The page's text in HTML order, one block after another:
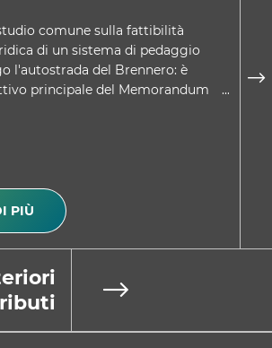
comune sulla fattibilità
di un sistema di pedaggio
l'autostrada del Brennero: è
principale del Memorandum
PIÙ